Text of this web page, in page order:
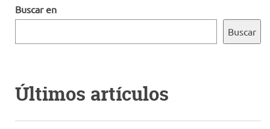
Buscar en
Buscar
Últimos artículos